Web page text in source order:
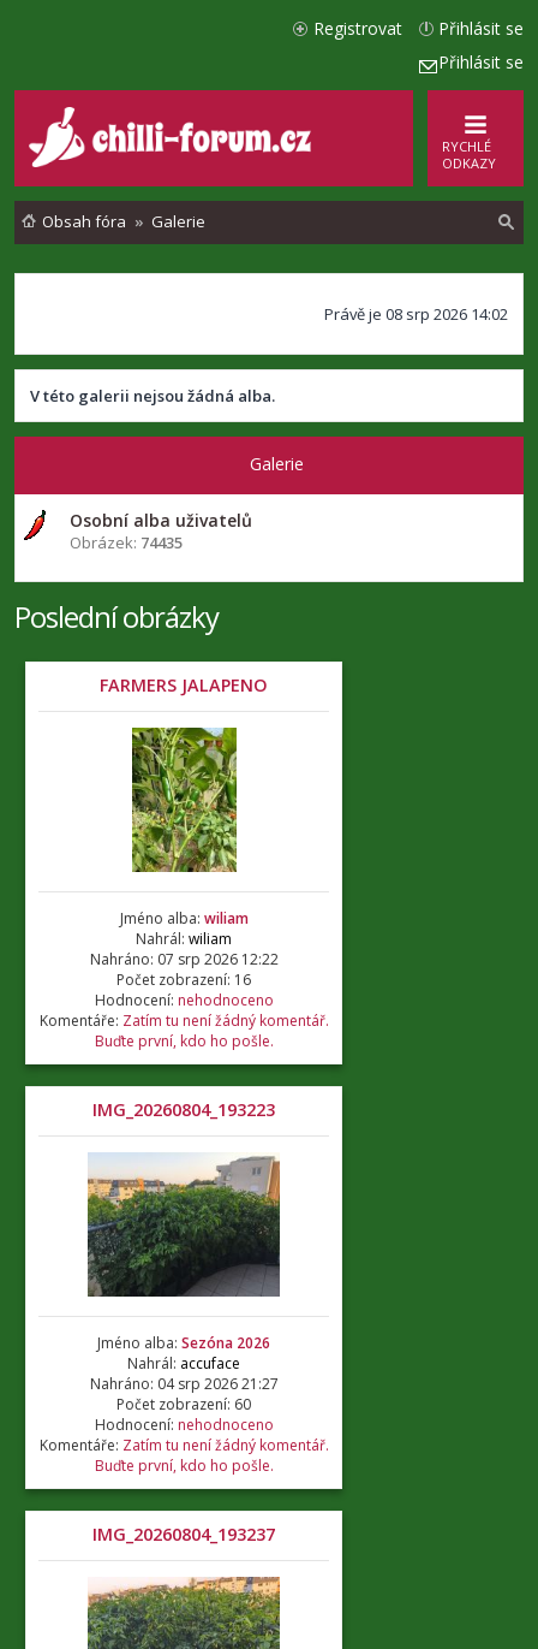
Přihlásit se
Přihlásit se
Registrovat
RYCHLÉ
ODKAZY
Obsah fóra Galerie
d
t
Právě je 08 srp 2026 14:02
V této galerii nejsou žádná alba.
Galerie
Osobní alba uživatelů
Obrázek: 74435
Poslední obrázky
FARMERS JALAPENO
Jméno alba: wiliam
Nahrál: wiliam
Nahráno: 07 srp 2026 12:22
Počet zobrazení: 16
Hodnocení: nehodnoceno
Komentáře: Zatím tu není žádný komentář.
Buďte první, kdo ho pošle.
IMG_20260804_193223
Jméno alba: Sezóna 2026
Nahrál: accuface
Nahráno: 04 srp 2026 21:27
Počet zobrazení: 60
Hodnocení: nehodnoceno
Komentáře: Zatím tu není žádný komentář.
Buďte první, kdo ho pošle.
IMG_20260804_193237